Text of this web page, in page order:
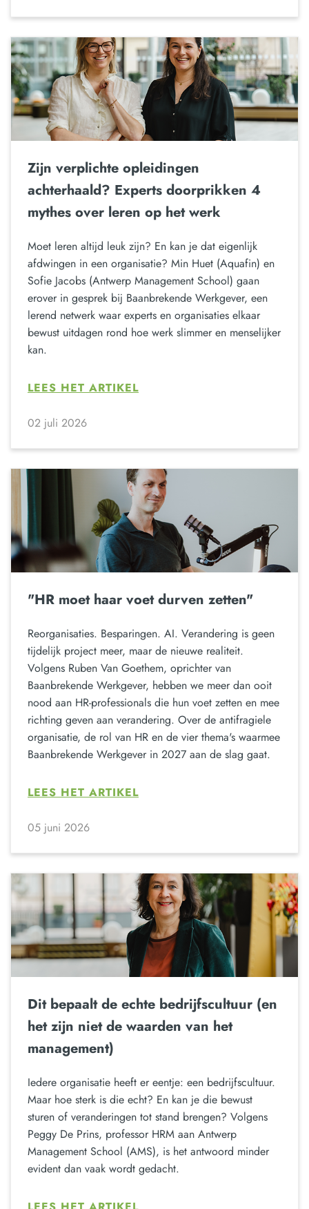
Zijn verplichte opleidingen
achterhaald? Experts doorprikken 4
mythes over leren op het werk
Moet leren altijd leuk zijn? En kan je dat eigenlijk
afdwingen in een organisatie? Min Huet (Aquafin) en
Sofie Jacobs (Antwerp Management School) gaan
erover in gesprek bij Baanbrekende Werkgever, een
lerend netwerk waar experts en organisaties elkaar
bewust uitdagen rond hoe werk slimmer en menselijker
kan.
LEES HET ARTIKEL
02 juli 2026
"HR moet haar voet durven zetten"
Reorganisaties. Besparingen. AI. Verandering is geen
tijdelijk project meer, maar de nieuwe realiteit.
Volgens Ruben Van Goethem, oprichter van
Baanbrekende Werkgever, hebben we meer dan ooit
nood aan HR-professionals die hun voet zetten en mee
richting geven aan verandering. Over de antifragiele
organisatie, de rol van HR en de vier thema's waarmee
Baanbrekende Werkgever in 2027 aan de slag gaat.
LEES HET ARTIKEL
05 juni 2026
Dit bepaalt de echte bedrijfscultuur (en
het zijn niet de waarden van het
management)
Iedere organisatie heeft er eentje: een bedrijfscultuur.
Maar hoe sterk is die echt? En kan je die bewust
sturen of veranderingen tot stand brengen? Volgens
Peggy De Prins, professor HRM aan Antwerp
Management School (AMS), is het antwoord minder
evident dan vaak wordt gedacht.